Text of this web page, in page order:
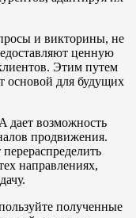
и викторины, не
ценную
Этим путем
основой для будущих
дает возможность
продвижения.
направлениях,
полученные